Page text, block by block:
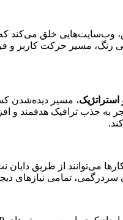
خلق می‌کند که
، مسیر دیده‌شدن
منجر به جذب ترافیک
تمامی نیازهای